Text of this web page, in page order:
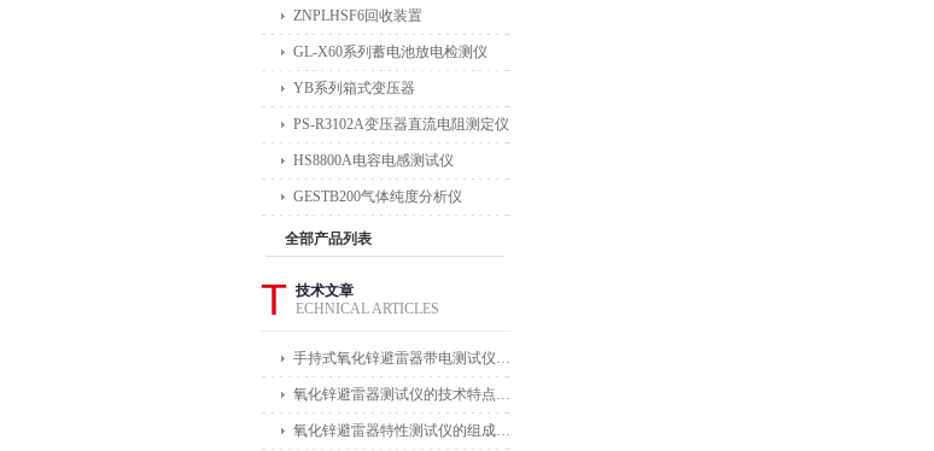
ZNPLHSF6回收装置
GL-X60系列蓄电池放电检测仪
YB系列箱式变压器
PS-R3102A变压器直流电阻测定仪
HS8800A电容电感测试仪
GESTB200气体纯度分析仪
全部产品列表
T 技术文章
ECHNICAL ARTICLES
手持式氧化锌避雷器带电测试仪能在不拆卸避雷器的情况下进行带电测试
氧化锌避雷器测试仪的技术特点体现在哪些方面？
氧化锌避雷器特性测试仪的组成部分及其作用